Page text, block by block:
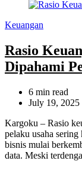
Categories
Keuangan
Rasio
Dipahami
Estimated
read
6 min read
July 19, 2025
Kargoku – Rasio
pelaku usaha
bisnis mulai
data. Meski